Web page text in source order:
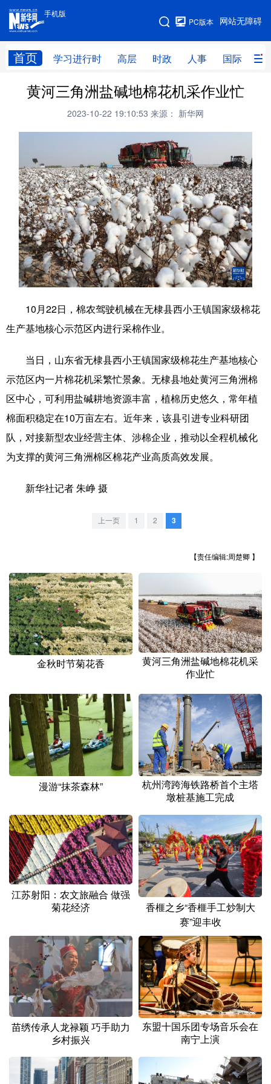
手机版
网站无障碍
PC版本
首页 学习进行时 高层 时政 人事 国际 财
手机版
网站地图
学习进行时 高层 时政 人事
财经 网评
全球连线
科技 科创 量子 体育
文化 书画 健康 军事
访谈 视频 图片 政务
法律 中央文件 金融 汽车
食品 人居 信息化 数字经济
文化产业
地方频道
辽宁 吉林
安徽 福建
四川 贵州 云南 西藏
陕西 甘肃 青海 宁夏
新疆 内蒙古 黑龙江
多语种频道
English Español Français عربى
Русский язык 日本語 한국어
Deutsch Português
黄河三角洲盐碱地棉花机采作业忙
2023-10-22 19:10:53 来源： 新华网
10月22日，棉农驾驶机械在无棣县西小王镇国家级棉花
生产基地核心示范区内进行采棉作业。
当日，山东省无棣县西小王镇国家级棉花生产基地核心
示范区内一片棉花机采繁忙景象。无棣县地处黄河三角洲棉
区中心，可利用盐碱耕地资源丰富，植棉历史悠久，常年植
棉面积稳定在10万亩左右。近年来，该县引进专业科研团
队，对接新型农业经营主体、涉棉企业，推动以全程机械化
为支撑的黄河三角洲棉区棉花产业高质高效发展。
新华社记者 朱峥 摄
上一页 1 2 3
【责任编辑:周楚卿 】
金秋时节菊花香
黄河三角洲盐碱地棉花机采
作业忙
漫游“抹茶森林”
杭州湾跨海铁路桥首个主塔
墩桩基施工完成
江苏射阳：农文旅融合 做强
菊花经济
香榧之乡“香榧手工炒制大
赛”迎丰收
苗绣传承人龙禄颖 巧手助力
乡村振兴
东盟十国乐团专场音乐会在
南宁上演